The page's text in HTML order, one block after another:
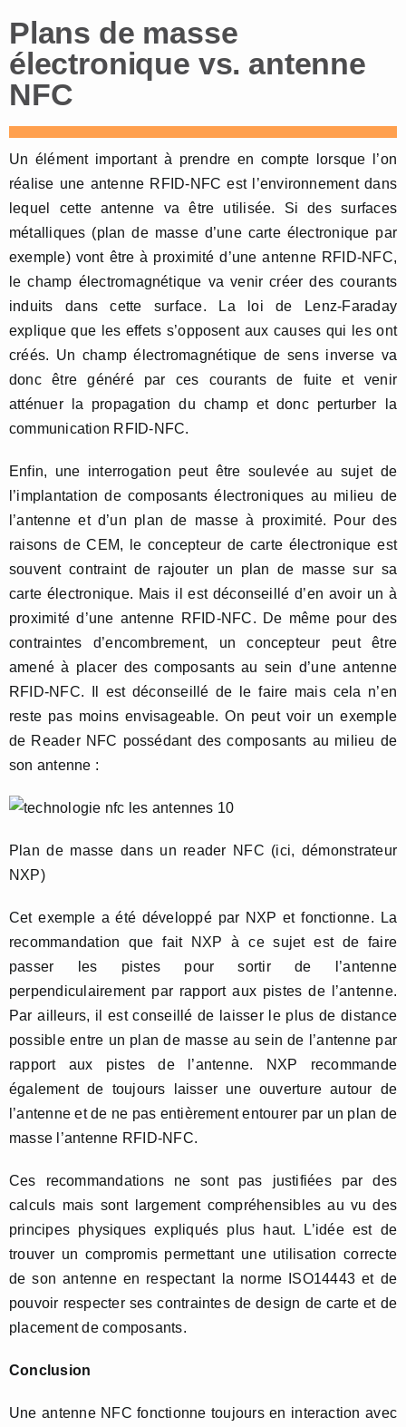
Plans de masse
électronique vs. antenne
NFC
Un élément important à prendre en compte lorsque l’on
réalise une antenne RFID-NFC est l’environnement dans
lequel cette antenne va être utilisée. Si des surfaces
métalliques (plan de masse d’une carte électronique par
exemple) vont être à proximité d’une antenne RFID-NFC,
le champ électromagnétique va venir créer des courants
induits dans cette surface. La loi de Lenz-Faraday
explique que les effets s’opposent aux causes qui les ont
créés. Un champ électromagnétique de sens inverse va
donc être généré par ces courants de fuite et venir
atténuer la propagation du champ et donc perturber la
communication RFID-NFC.
Enfin, une interrogation peut être soulevée au sujet de
l’implantation de composants électroniques au milieu de
l’antenne et d’un plan de masse à proximité. Pour des
raisons de CEM, le concepteur de carte électronique est
souvent contraint de rajouter un plan de masse sur sa
carte électronique. Mais il est déconseillé d’en avoir un à
proximité d’une antenne RFID-NFC. De même pour des
contraintes d’encombrement, un concepteur peut être
amené à placer des composants au sein d’une antenne
RFID-NFC. Il est déconseillé de le faire mais cela n’en
reste pas moins envisageable. On peut voir un exemple
de Reader NFC possédant des composants au milieu de
son antenne :
Plan de masse dans un reader NFC (ici, démonstrateur
NXP)
Cet exemple a été développé par NXP et fonctionne. La
recommandation que fait NXP à ce sujet est de faire
passer les pistes pour sortir de l’antenne
perpendiculairement par rapport aux pistes de l’antenne.
Par ailleurs, il est conseillé de laisser le plus de distance
possible entre un plan de masse au sein de l’antenne par
rapport aux pistes de l’antenne. NXP recommande
également de toujours laisser une ouverture autour de
l’antenne et de ne pas entièrement entourer par un plan de
masse l’antenne RFID-NFC.
Ces recommandations ne sont pas justifiées par des
calculs mais sont largement compréhensibles au vu des
principes physiques expliqués plus haut. L’idée est de
trouver un compromis permettant une utilisation correcte
de son antenne en respectant la norme ISO14443 et de
pouvoir respecter ses contraintes de design de carte et de
placement de composants.
Conclusion
Une antenne NFC fonctionne toujours en interaction avec